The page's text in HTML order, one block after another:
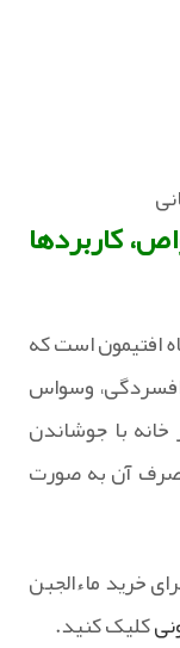
کاربردها
افتیمون است که
وسواس
با جوشاندن
آن به‌ صورت
خرید ماءالجبن
کلیک کنید.